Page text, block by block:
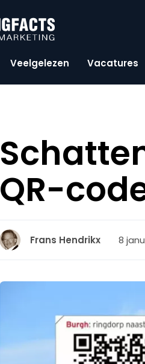
Veelgelezen Vacatures
QR-
Frans Hendrikx 8